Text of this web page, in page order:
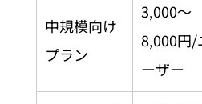
中規模向け
プラン
3,000〜
8,000円/
ーザー